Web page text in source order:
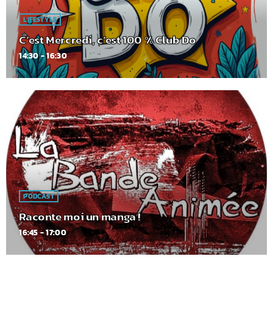
LIFESTYLE
C’est Mercredi, c’est 100 % Club Do
14:30 - 16:30
PODCAST
Raconte moi un manga !
16:45 - 17:00